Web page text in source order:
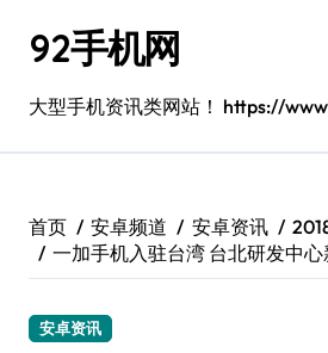
92手机网
大型手机资讯类网站！ https://
首页 安卓频道 安卓资讯
一加手机入驻台湾 台北研发中
安卓资讯